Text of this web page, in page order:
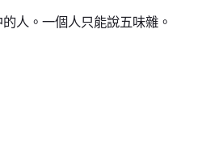
人。一個人只能說五味雜。